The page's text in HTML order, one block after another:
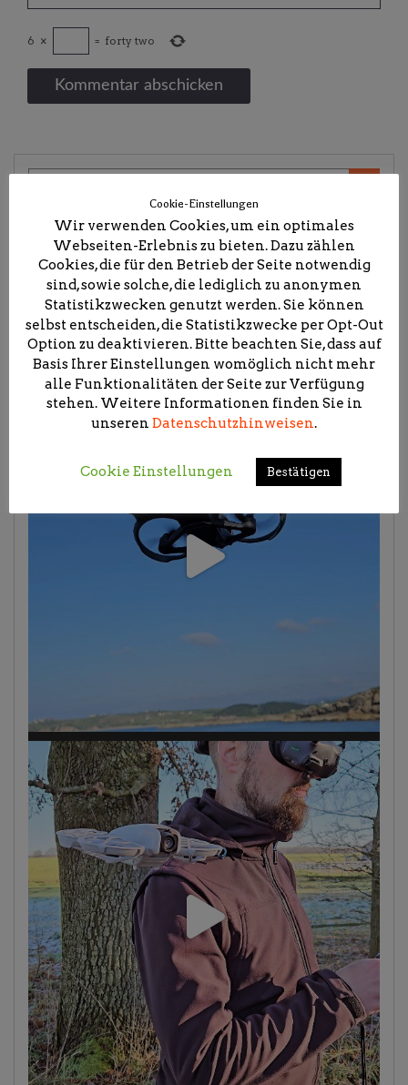
6 × = forty two
Search
@Facebook
@Instagram
Cookie-Einstellungen
Wir verwenden Cookies, um ein optimales
Webseiten-Erlebnis zu bieten. Dazu zählen
Cookies, die für den Betrieb der Seite notwendig
sind, sowie solche, die lediglich zu anonymen
Statistikzwecken genutzt werden. Sie können
selbst entscheiden, die Statistikzwecke per Opt-Out
Option zu deaktivieren. Bitte beachten Sie, dass auf
Basis Ihrer Einstellungen womöglich nicht mehr
alle Funktionalitäten der Seite zur Verfügung
stehen. Weitere Informationen finden Sie in
unseren Datenschutzhinweisen.
Cookie Einstellungen Bestätigen